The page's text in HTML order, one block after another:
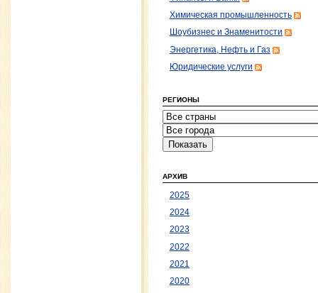
Химическая промышленность
Шоубизнес и Знаменитости
Энергетика, Нефть и Газ
Юридические услуги
РЕГИОНЫ
АРХИВ
2025
2024
2023
2022
2021
2020